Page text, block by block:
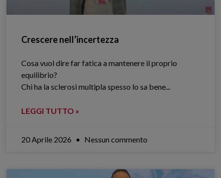
Crescere nell’incertezza
Cosa vuol dire far fatica a mantenere il proprio
equilibrio?
Chi ha la sclerosi multipla spesso lo sa bene.​..
LEGGI TUTTO »
20 Aprile 2026 Nessun commento